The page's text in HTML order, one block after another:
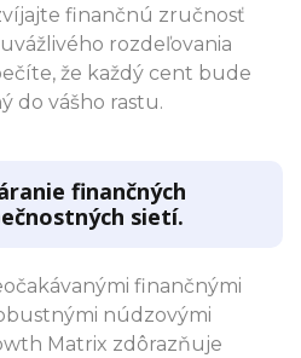
finančnú zručnosť
rozdeľovania
že každý cent bude
do vášho rastu.
finančných
sietí.
finančnými
núdzovými
Matrix zdôrazňuje